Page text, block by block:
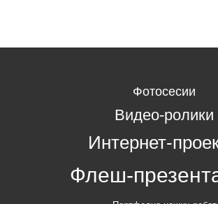
Фотосесии
Видео-ролики
Интернет-
Флеш-